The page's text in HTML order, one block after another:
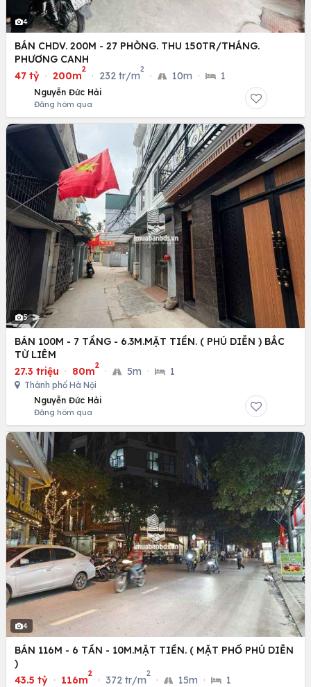
4
BÁN CHDV. 200M - 27 PHÒNG. THU 150TR/THÁNG.
PHƯƠNG CANH
47 tỷ · 200m
2
· 232 tr/m
2
· 10m · 1
Nguyễn Đức Hải
Đăng hôm qua
5
BÁN 100M - 7 TẦNG - 6.3M.MẶT TIỀN. ( PHÚ DIỄN ) BẮC
TỪ LIÊM
27.3 triệu · 80m
2
· 5m · 1
Thành phố Hà Nội
Nguyễn Đức Hải
Đăng hôm qua
4
BÁN 116M - 6 TẦN - 10M.MẶT TIỀN. ( MẶT PHỐ PHÚ DIỄN
)
43.5 tỷ · 116m
2
· 372 tr/m
2
· 15m · 1